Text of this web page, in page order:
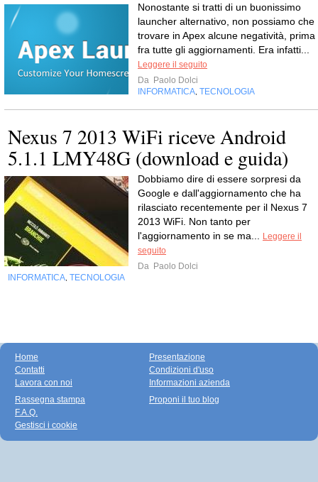
Nonostante si tratti di un buonissimo
launcher alternativo, non possiamo che
trovare in Apex alcune negatività, prima
fra tutte gli aggiornamenti. Era infatti...
Leggere il seguito
Da Paolo Dolci
INFORMATICA TECNOLOGIA
Nexus 7 2013 WiFi riceve Android
5.1.1 LMY48G (download e guida)
Dobbiamo dire di essere sorpresi da
Google e dall'aggiornamento che ha
rilasciato recentemente per il Nexus 7
2013 WiFi. Non tanto per
l'aggiornamento in se ma...
Leggere il
seguito
Da Paolo Dolci
INFORMATICA TECNOLOGIA
Home
Contatti
Lavora con noi
Presentazione
Condizioni d'uso
Informazioni azienda
Rassegna stampa
F.A.Q.
Gestisci i cookie
Proponi il tuo blog